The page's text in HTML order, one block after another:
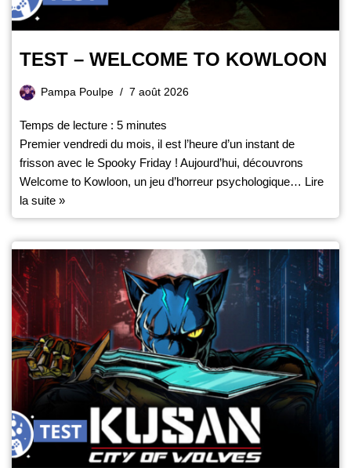
TEST – WELCOME TO KOWLOON
Pampa Poulpe 7 août 2026
Temps de lecture : 5 minutes
Premier vendredi du mois, il est l’heure d’un instant de
frisson avec le Spooky Friday ! Aujourd’hui, découvrons
Welcome to Kowloon, un jeu d’horreur psychologique… Lire
la suite »